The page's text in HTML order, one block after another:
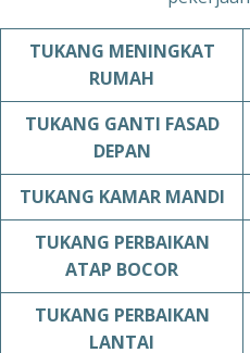
TUKANG MENINGKAT
RUMAH
TUKANG GANTI FASAD
DEPAN
TUKANG KAMAR MANDI
TUKANG PERBAIKAN
ATAP BOCOR
TUKANG PERBAIKAN
LANTAI